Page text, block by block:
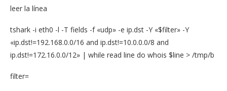
leer la línea
tshark -i eth0 -l -T fields -f «udp» -e ip.dst -Y «$filter» -Y
«ip.dst!=192.168.0.0/16 and ip.dst!=10.0.0.0/8 and
ip.dst!=172.16.0.0/12» | while read line do whois $line > /tmp/b
filter=